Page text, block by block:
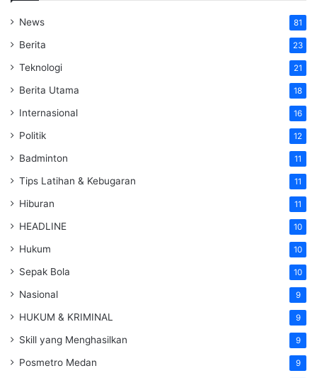
News 81
Berita 23
Teknologi 21
Berita Utama 18
Internasional 16
Politik 12
Badminton 11
Tips Latihan & Kebugaran 11
Hiburan 11
HEADLINE 10
Hukum 10
Sepak Bola 10
Nasional 9
HUKUM & KRIMINAL 9
Skill yang Menghasilkan 9
Posmetro Medan 9